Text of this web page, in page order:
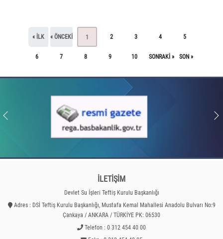
« ILK « ÖNCEKI 1 2 3 4 5
6 7 8 9 10 SONRAKI » SON »
İLETİŞİM
Devlet Su İşleri Teftiş Kurulu Başkanlığı
Adres : DSİ Teftiş Kurulu Başkanlığı, Mustafa Kemal Mahallesi Anadolu Bulvarı No:9
Çankaya / ANKARA / TÜRKİYE PK: 06530
Telefon : 0 312 454 40 00